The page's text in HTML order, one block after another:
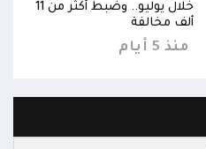
خلال يوليو.. وضبط أكثر من 11
ألف مخالفة
منذ 5 أيام